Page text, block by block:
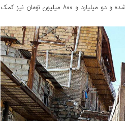
استاندار لرستان، بیان داشت: ۷۳ میلیارد تومان کمک بلاعوض مسکن به سیل زدگان پرداخت شده و دو میلیارد و ۸۰۰ میلیون تومان نیز کمک